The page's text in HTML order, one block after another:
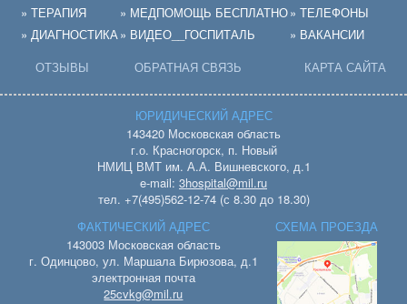
» ТЕРАПИЯ
» ДИАГНОСТИКА
ОТЗЫВЫ
» МЕДПОМОЩЬ БЕСПЛАТНО
» ВИДЕО__ГОСПИТАЛЬ
ОБРАТНАЯ СВЯЗЬ
» ТЕЛЕФОНЫ
» ВАКАНСИИ
КАРТА САЙТА
ЮРИДИЧЕСКИЙ АДРЕС
143420 Московская область
г.о. Красногорск, п. Новый
НМИЦ ВМТ им. А.А. Вишневского, д.1
e-mail: 3hospital@mil.ru
тел. +7(495)562-12-74 (с 8.30 до 18.30)
ФАКТИЧЕСКИЙ АДРЕС
143003 Московская область
г. Одинцово, ул. Маршала Бирюзова, д.1
электронная почта
25cvkg@mil.ru
СХЕМА ПРОЕЗДА